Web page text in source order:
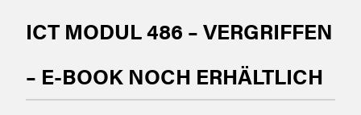
ICT MODUL 486 – VERGRIFFEN
– E-BOOK NOCH ERHÄLTLICH